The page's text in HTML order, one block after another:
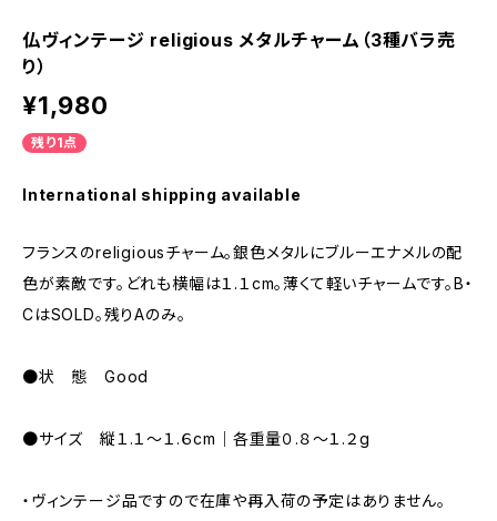
仏ヴィンテージ religious メタルチャーム（3種バラ売
り）
¥1,980
残り1点
International shipping available
フランスのreligiousチャーム。銀色メタルにブルーエナメルの配
色が素敵です。どれも横幅は１.１cm。薄くて軽いチャームです。B・
CはSOLD。残りAのみ。
●状 態 Good
●サイズ 縦１.１〜１.６cm｜各重量０.８〜１.２g
・ヴィンテージ品ですので在庫や再入荷の予定はありません。